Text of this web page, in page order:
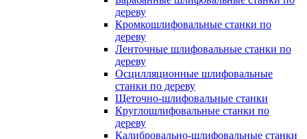
дереву
Кромкошлифовальные станки по
дереву
Ленточные шлифовальные станки по
дереву
Осцилляционные шлифовальные
станки по дереву
Щеточно-шлифовальные станки
Круглошлифовальные станки по
дереву
Калибровально-шлифовальные станки